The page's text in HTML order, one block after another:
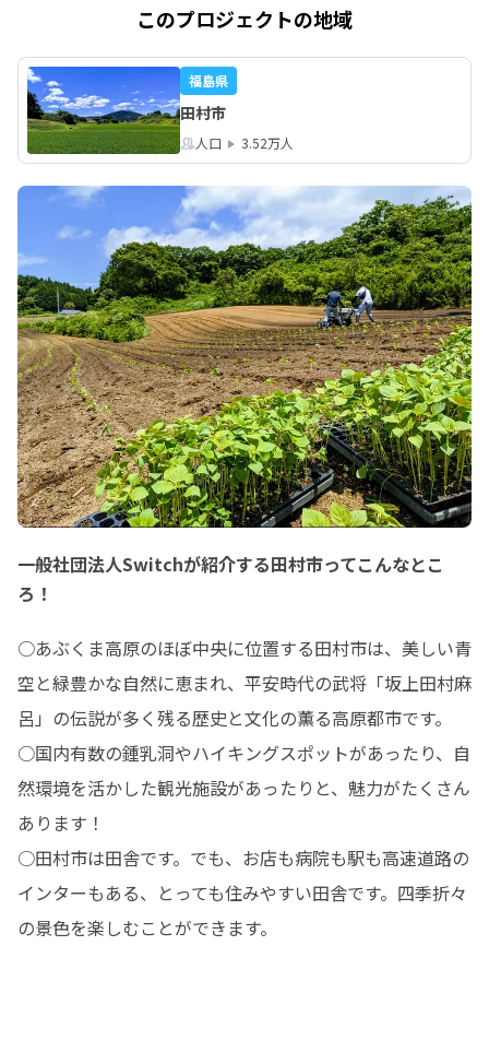
どのお話も聞くことができました。
ご参加いただいた皆様、興味あるボタ
ンを押してくれた皆様、どうもありが
とうございました。
このプロジェクトの地域
福島県
田村市
人口 3.52万人
一般社団法人Switchが紹介する田村市ってこんなとこ
ろ！
○あぶくま高原のほぼ中央に位置する田村市は、美しい青
空と緑豊かな自然に恵まれ、平安時代の武将「坂上田村麻
呂」の伝説が多く残る歴史と文化の薫る高原都市です。
○国内有数の鍾乳洞やハイキングスポットがあったり、自
然環境を活かした観光施設があったりと、魅力がたくさん
あります！
○田村市は田舎です。でも、お店も病院も駅も高速道路の
インターもある、とっても住みやすい田舎です。四季折々
の景色を楽しむことができます。